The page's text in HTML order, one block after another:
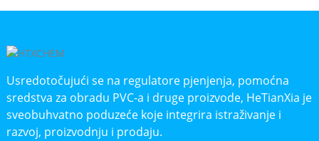
Usredotočujući se na regulatore pjenjenja, pomoćna
sredstva za obradu PVC-a i druge proizvode, HeTianXia je
sveobuhvatno poduzeće koje integrira istraživanje i
razvoj, proizvodnju i prodaju.